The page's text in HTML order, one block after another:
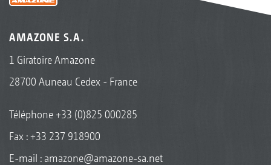
AMAZONE S.A.
1 Giratoire Amazone
28700 Auneau Cedex - France
Téléphone+33 (0)825 000285
Fax : +33 237 918900
E-mail : amazone@amazone-sa.net